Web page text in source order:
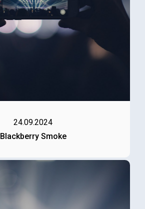
24.09.2024
Blackberry Smoke